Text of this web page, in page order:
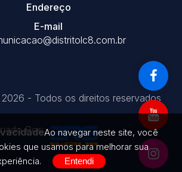
Endereço
E-mail
- Todos os direitos reservados
Por:Ao navegar neste site, você
que usamos para melhorar sua
Entendi